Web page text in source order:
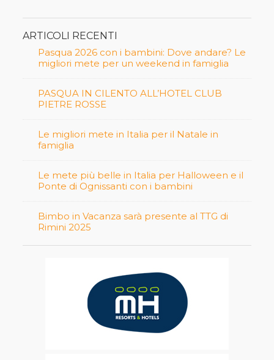
ARTICOLI RECENTI
Pasqua 2026 con i bambini: Dove andare? Le
migliori mete per un weekend in famiglia
PASQUA IN CILENTO ALL’HOTEL CLUB
PIETRE ROSSE
Le migliori mete in Italia per il Natale in
famiglia
Le mete più belle in Italia per Halloween e il
Ponte di Ognissanti con i bambini
Bimbo in Vacanza sarà presente al TTG di
Rimini 2025